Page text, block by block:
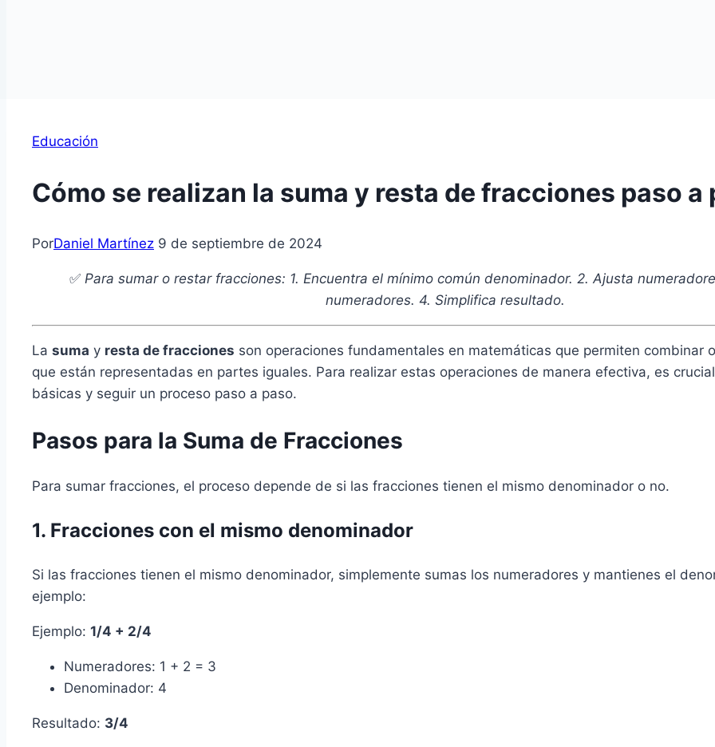
Educación
Cómo se realizan la suma y resta de fracciones paso a
PorDaniel Martínez 9 de septiembre de 2024
✅ Para sumar o restar fracciones: 1. Encuentra el mínimo común denominador. 2. Ajusta
numeradores. 4. Simplifica resultado.
La suma y resta de fracciones son operaciones fundamentales en matemáticas que permiten combinar
que están representadas en partes iguales. Para realizar estas operaciones de manera efectiva, es
básicas y seguir un proceso paso a paso.
Pasos para la Suma de Fracciones
Para sumar fracciones, el proceso depende de si las fracciones tienen el mismo denominador o no.
1. Fracciones con el mismo denominador
Si las fracciones tienen el mismo denominador, simplemente sumas los numeradores y mantienes el
ejemplo:
Ejemplo: 1/4 + 2/4
Numeradores: 1 + 2 = 3
Denominador: 4
Resultado: 3/4